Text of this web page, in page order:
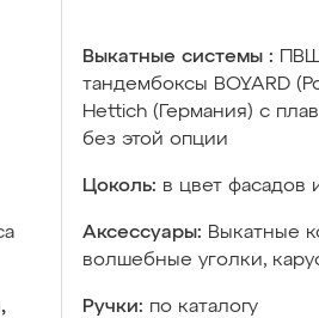
Выкатные системы :
тандембоксы BOYARD
Hettich (Германия) с
без этой опции
Цоколь: в цвет фасадов
Аксессуары: Выкатные
волшебные уголки,
Ручки: по каталогу